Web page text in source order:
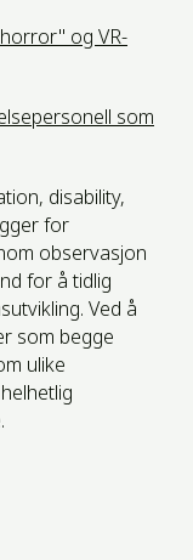
og VR-
som
disability,
for
observasjon
for å tidlig
Ved å
som begge
ulike